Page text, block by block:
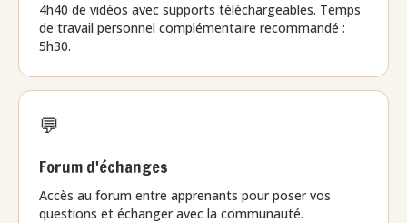
4h40 de vidéos avec supports téléchargeables. Temps
de travail personnel complémentaire recommandé :
5h30.
💬
Forum d'échanges
Accès au forum entre apprenants pour poser vos
questions et échanger avec la communauté.